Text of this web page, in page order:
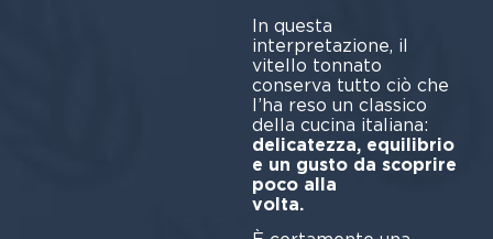
In questa
interpretazione, il
vitello tonnato
conserva tutto ciò che
l’ha reso un classico
della cucina italiana:
delicatezza, equilibrio
e un gusto da scoprire
poco alla